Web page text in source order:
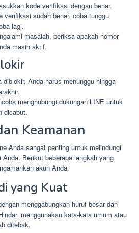
kode verifikasi dengan benar.
verifikasi sudah benar, coba tunggu
lagi.
masalah, periksa apakah nomor
masih aktif.
Anda harus menunggu hingga
menghubungi dukungan LINE untuk
dicabut.
Keamanan
Anda sangat penting untuk melindungi
Berikut beberapa langkah yang
akun Anda:
yang Kuat
menggabungkan huruf besar dan
menggunakan kata-kata umum atau
ditebak.